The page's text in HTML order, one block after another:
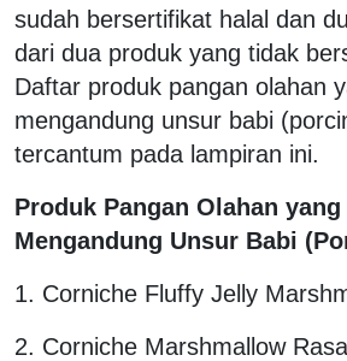
sudah bersertifikat halal dan
dari dua produk yang tidak
Daftar produk pangan olahan
mengandung unsur babi
tercantum pada lampiran ini.
Produk Pangan Olahan
Mengandung Unsur Babi
1. Corniche Fluffy Jelly
2. Corniche Marshmallow